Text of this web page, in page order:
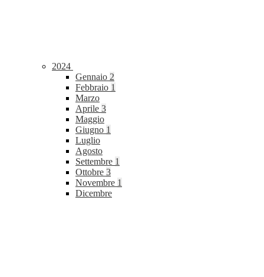
2024
Gennaio 2
Febbraio 1
Marzo
Aprile 3
Maggio
Giugno 1
Luglio
Agosto
Settembre 1
Ottobre 3
Novembre 1
Dicembre